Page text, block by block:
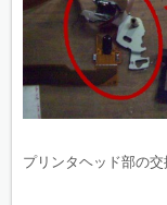
プリンタヘッド部の交